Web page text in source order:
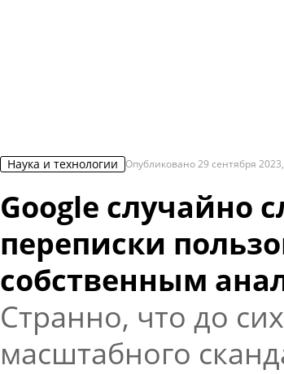
Наука и технологии Опубликовано29 сентября
Google случайно
переписки
собственным
Странно, что до
масштабного